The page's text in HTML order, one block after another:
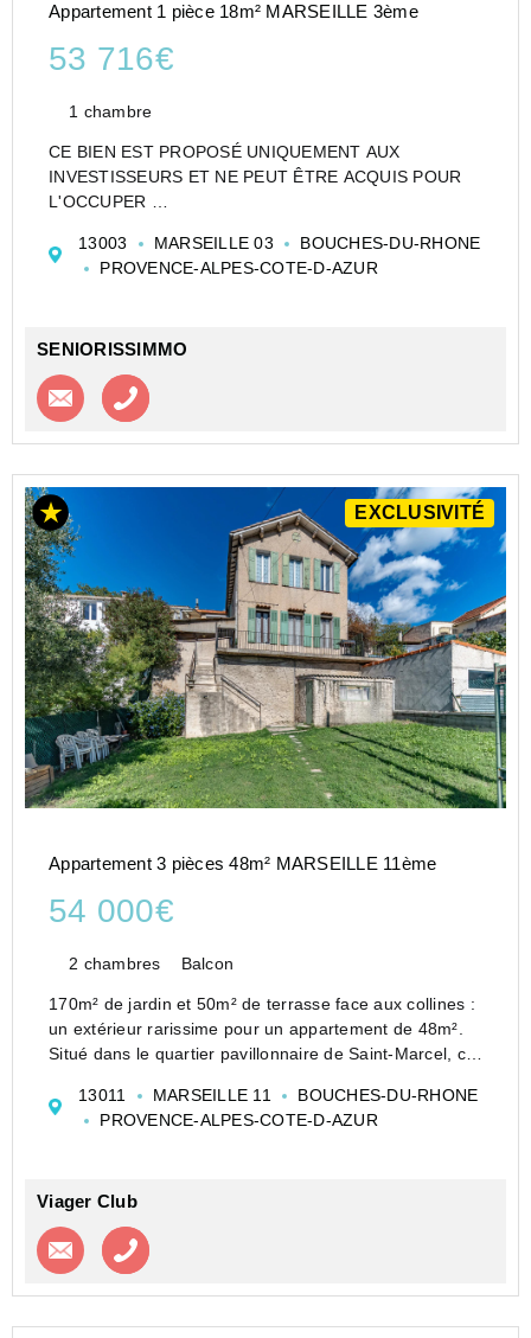
Appartement 1 pièce 18m² MARSEILLE 3ème
53 716€
1 chambre
CE BIEN EST PROPOSÉ UNIQUEMENT AUX
INVESTISSEURS ET NE PEUT ÊTRE ACQUIS POUR
L'OCCUPER
ETUDIANTE DE TYPE STUDIO DE 18 M² À
MARSEILLE - STUDÉA EUROMÉDITÉRANNÉE - LES
13003 MARSEILLE 03
BOUCHES-DU-RHONE
PROVENCE-ALPES-COTE-D-AZUR
SENIORISSIMMO
Contacter l'agence
EXCLUSIVITÉ
Appartement 3 pièces 48m² MARSEILLE 11ème
54 000€
2 chambres Balcon
170m² de jardin et 50m² de terrasse face aux collines :
un extérieur rarissime pour un appartement de 48m².
Situé dans le quartier pavillonnaire de Saint-Marcel, ce
et un séjour baigné de lumière. Le jar...
13011 MARSEILLE 11
BOUCHES-DU-RHONE
PROVENCE-ALPES-COTE-D-AZUR
Viager Club
Contacter l'agence